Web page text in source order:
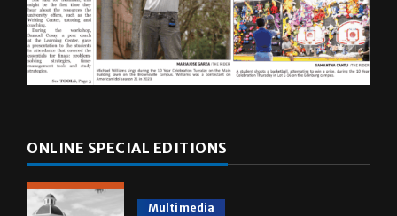
ONLINE SPECIAL EDITIONS